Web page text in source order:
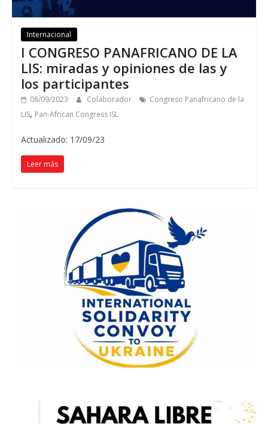
Internacional
I CONGRESO PANAFRICANO DE LA
LIS: miradas y opiniones de las y
los participantes
08/09/2023 Colaborador
Congreso Panafricano de la
LIS, Pan-African Congress ISL
Actualizado: 17/09/23
Leer más